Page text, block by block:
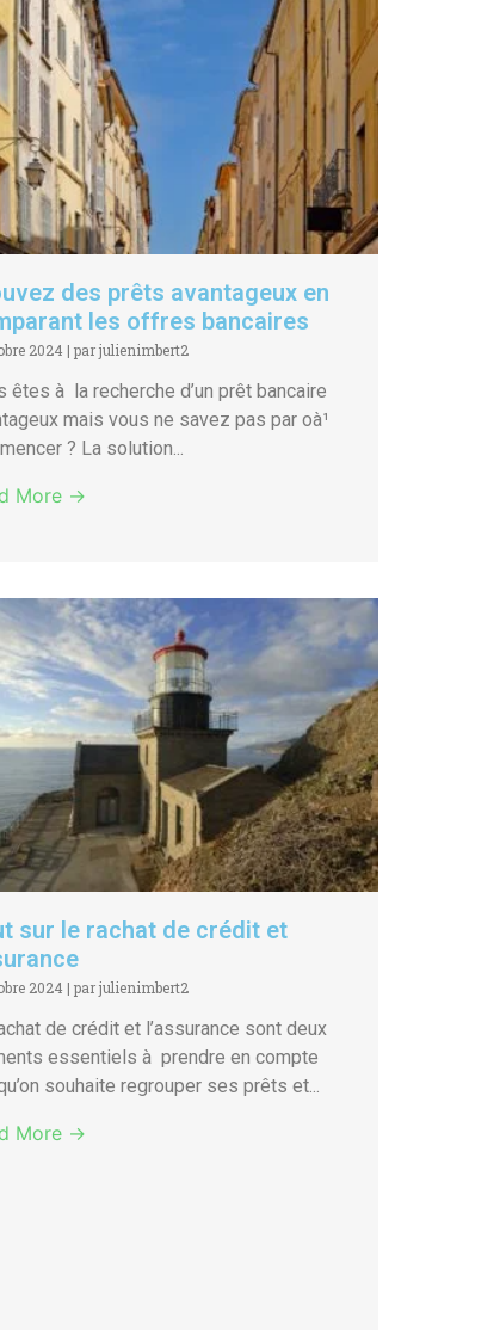
des prêts avantageux en
les offres bancaires
2024 |par julienimbert2
êtes à la recherche d’un prêt bancaire
mais vous ne savez pas par oà¹
? La solution...
More →
sur le rachat de crédit et
2024 |par julienimbert2
de crédit et l’assurance sont deux
essentiels à prendre en compte
souhaite regrouper ses prêts et...
More →